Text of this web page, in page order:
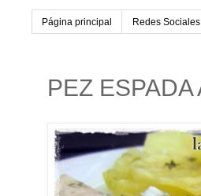
Página principal Redes Sociales
PEZ